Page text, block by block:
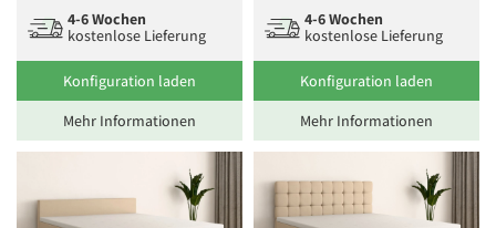
4-6 Wochen
kostenlose Lieferung
Konfiguration laden
Mehr Informationen
4-6 Wochen
kostenlose Lieferung
Konfiguration laden
Mehr Informationen